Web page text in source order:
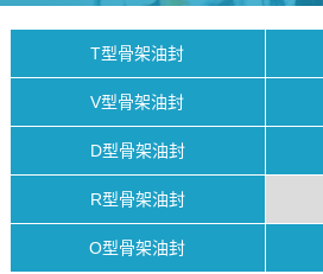
T型骨架油封
V型骨架油封
D型骨架油封
R型骨架油封
O型骨架油封